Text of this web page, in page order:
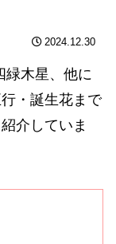
2024.12.30
緑木星、他に
・誕生花まで
介していま